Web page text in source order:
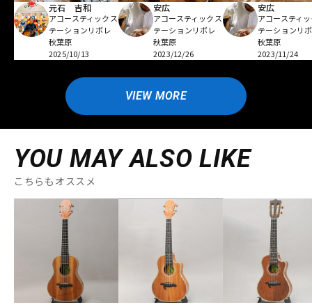
元石 吉和
アコースティックス
テーションリボレ
秋葉原
2025/10/13
安広
アコースティックス
テーションリボレ
秋葉原
2023/12/26
安広
アコースティ
テーションリ
秋葉原
2023/11/24
VIEW MORE
YOU MAY ALSO LIKE
こちらもオススメ